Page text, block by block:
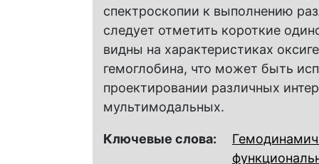
спектроскопии к выполнению
следует отметить короткие
видны на характеристиках
гемоглобина, что может быть
проектировании различных
мультимодальных.
Ключевые слова: